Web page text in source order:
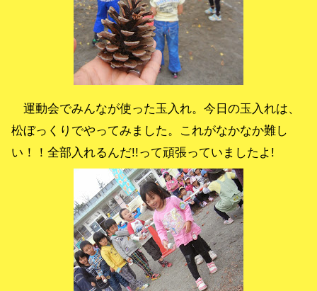
運動会でみんなが使った玉入れ。今日の玉入れは、
松ぼっくりでやってみました。これがなかなか難し
い！！全部入れるんだ!!って頑張っていましたよ!